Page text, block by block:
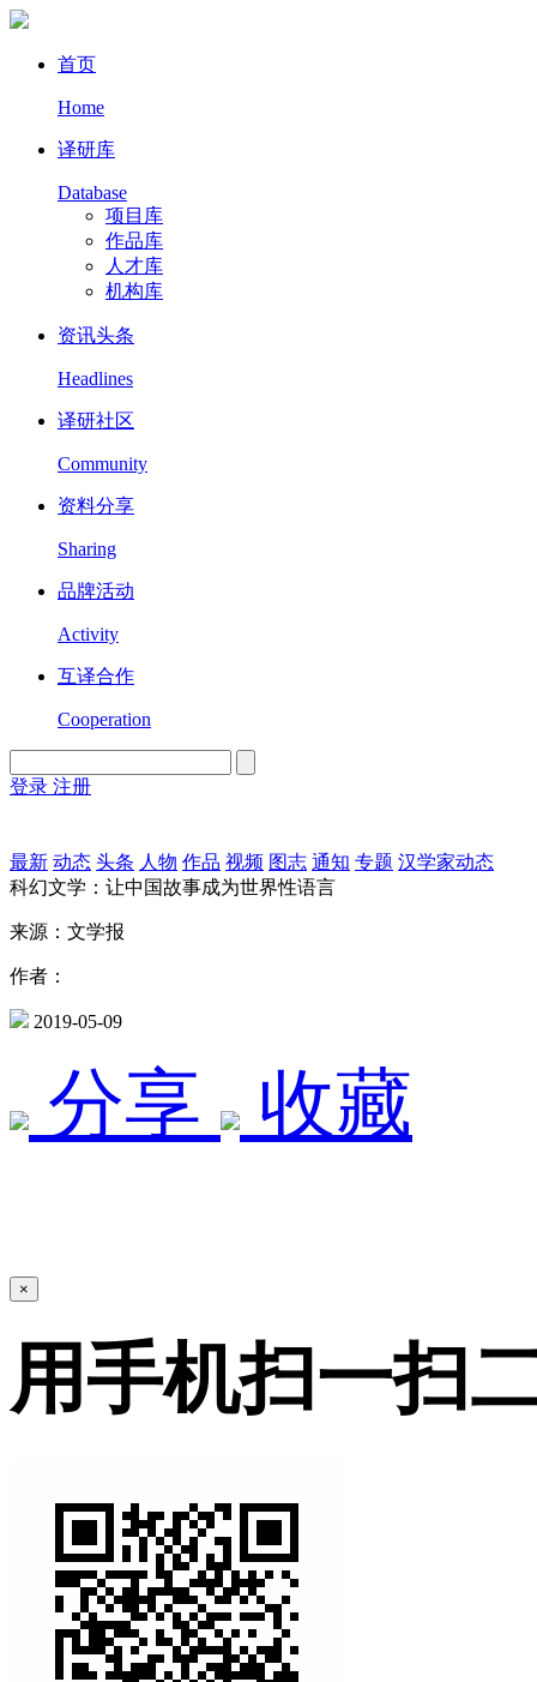
首页
Home
译研库
Database
项目库
作品库
人才库
机构库
资讯头条
Headlines
译研社区
Community
资料分享
Sharing
品牌活动
Activity
互译合作
Cooperation
登录 注册
最新 动态 头条 人物 作品 视频 图志 通知 专题 汉学家动态
科幻文学：让中国故事成为世界性语言
来源：文学报
作者：
2019-05-09
分享 收藏
×
用手机扫一扫